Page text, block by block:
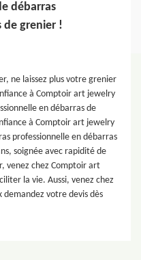
débarras
de grenier !
ne laissez plus votre grenier
à Comptoir art jewelry
en débarras de
à Comptoir art jewelry
professionnelle en débarras
soignée avec rapidité de
venez chez Comptoir art
la vie. Aussi, venez chez
votre devis dès